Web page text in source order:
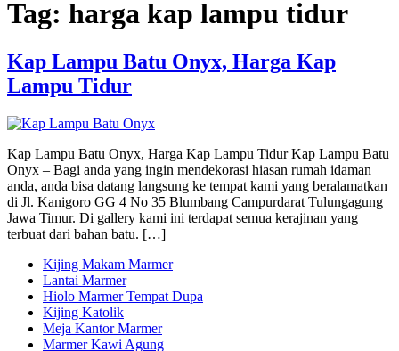
Tag: harga kap lampu tidur
Kap Lampu Batu Onyx, Harga Kap
Lampu Tidur
Kap Lampu Batu Onyx, Harga Kap Lampu Tidur Kap Lampu Batu
Onyx – Bagi anda yang ingin mendekorasi hiasan rumah idaman
anda, anda bisa datang langsung ke tempat kami yang beralamatkan
di Jl. Kanigoro GG 4 No 35 Blumbang Campurdarat Tulungagung
Jawa Timur. Di gallery kami ini terdapat semua kerajinan yang
terbuat dari bahan batu. […]
Kijing Makam Marmer
Lantai Marmer
Hiolo Marmer Tempat Dupa
Kijing Katolik
Meja Kantor Marmer
Marmer Kawi Agung